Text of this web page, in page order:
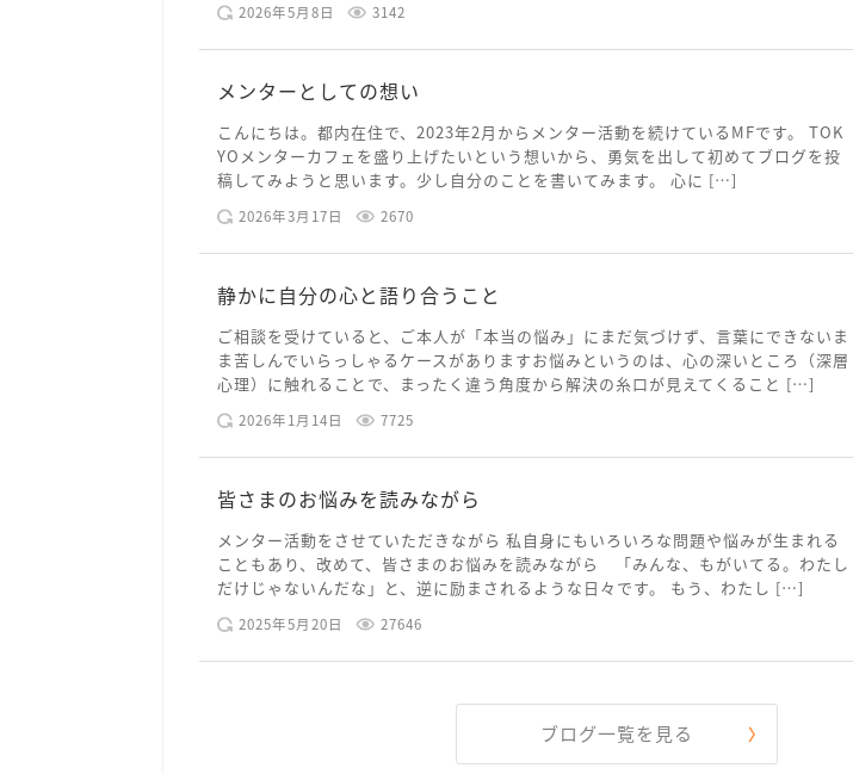
2026年5月8日 3142
メンターとしての想い
こんにちは。都内在住で、2023年2月からメンター活動を続けているMFです。 TOK
YOメンターカフェを盛り上げたいという想いから、勇気を出して初めてブログを投
稿してみようと思います。少し自分のことを書いてみます。 心に […]
2026年3月17日 2670
静かに自分の心と語り合うこと
ご相談を受けていると、ご本人が「本当の悩み」にまだ気づけず、言葉にできないま
ま苦しんでいらっしゃるケースがありますお悩みというのは、心の深いところ（深層
心理）に触れることで、まったく違う角度から解決の糸口が見えてくること […]
2026年1月14日 7725
皆さまのお悩みを読みながら
メンター活動をさせていただきながら 私自身にもいろいろな問題や悩みが生まれる
こともあり、改めて、皆さまのお悩みを読みながら 「みんな、もがいてる。わたし
だけじゃないんだな」と、逆に励まされるような日々です。 もう、わたし […]
2025年5月20日 27646
ブログ一覧を見る